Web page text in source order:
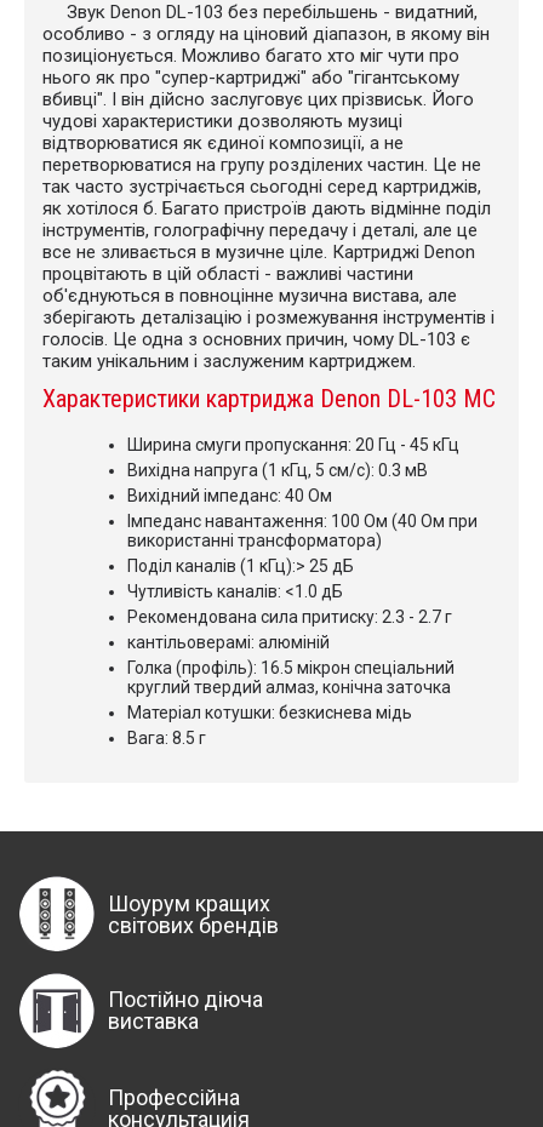
Звук Denon DL-103 без перебільшень - видатний,
особливо - з огляду на ціновий діапазон, в якому він
позиціонується. Можливо багато хто міг чути про
нього як про "супер-картриджі" або "гігантському
вбивці". І він дійсно заслуговує цих прізвиськ. Його
чудові характеристики дозволяють музиці
відтворюватися як єдиної композиції, а не
перетворюватися на групу розділених частин. Це не
так часто зустрічається сьогодні серед картриджів,
як хотілося б. Багато пристроїв дають відмінне поділ
інструментів, голографічну передачу і деталі, але це
все не зливається в музичне ціле. Картриджі Denon
процвітають в цій області - важливі частини
об'єднуються в повноцінне музична вистава, але
зберігають деталізацію і розмежування інструментів і
голосів. Це одна з основних причин, чому DL-103 є
таким унікальним і заслуженим картриджем.
Характеристики картриджа Denon DL-103 MC
Ширина смуги пропускання: 20 Гц - 45 кГц
Вихідна напруга (1 кГц, 5 см/с): 0.3 мВ
Вихідний імпеданс: 40 Ом
Імпеданс навантаження: 100 Ом (40 Ом при
використанні трансформатора)
Поділ каналів (1 кГц):> 25 дБ
Чутливість каналів: <1.0 дБ
Рекомендована сила притиску: 2.3 - 2.7 г
кантільоверамі: алюміній
Голка (профіль): 16.5 мікрон спеціальний
круглий твердий алмаз, конічна заточка
Матеріал котушки: безкиснева мідь
Вага: 8.5 г
Шоурум кращих
світових брендів
Постійно діюча
виставка
Профессійна
консультациія